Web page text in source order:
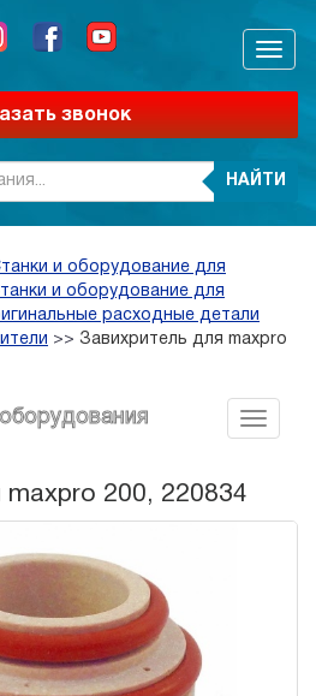
звонок
НАЙТИ
и оборудование для
и оборудование для
расходные детали
>> Завихритель для maxpro
maxpro 200, 220834